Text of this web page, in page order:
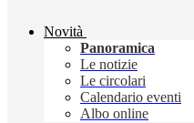
Novità
Panoramica
Le notizie
Le circolari
Calendario eventi
Albo online